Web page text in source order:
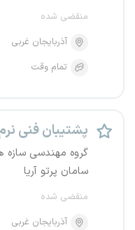
منقضی شده
آذربایجان غربی
تمام وقت
پشتیبان فنی نرم
گروه مهندسی سازه
سامان پرتو آریا
منقضی شده
آذربایجان غربی